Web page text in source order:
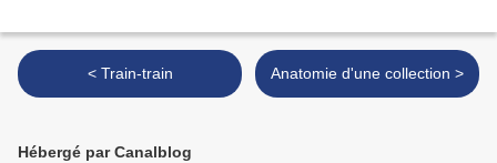
< Train-train Anatomie d'une collection >
Hébergé par Canalblog